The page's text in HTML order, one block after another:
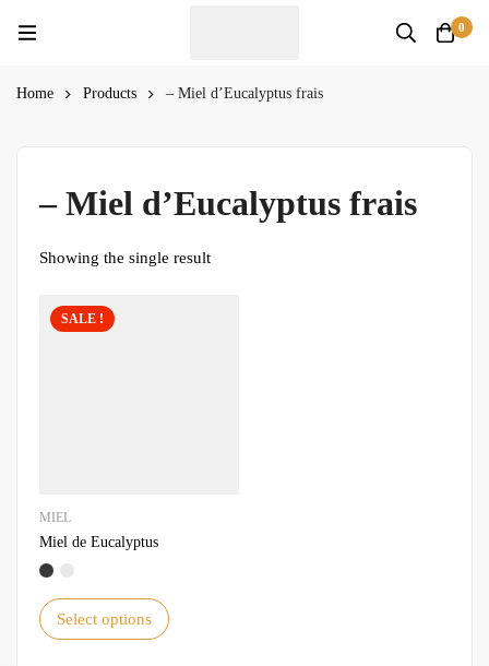
0
Home Products – Miel d’Eucalyptus frais
– Miel d’Eucalyptus frais
Showing the single result
SALE !
MIEL
Miel de Eucalyptus
Select options